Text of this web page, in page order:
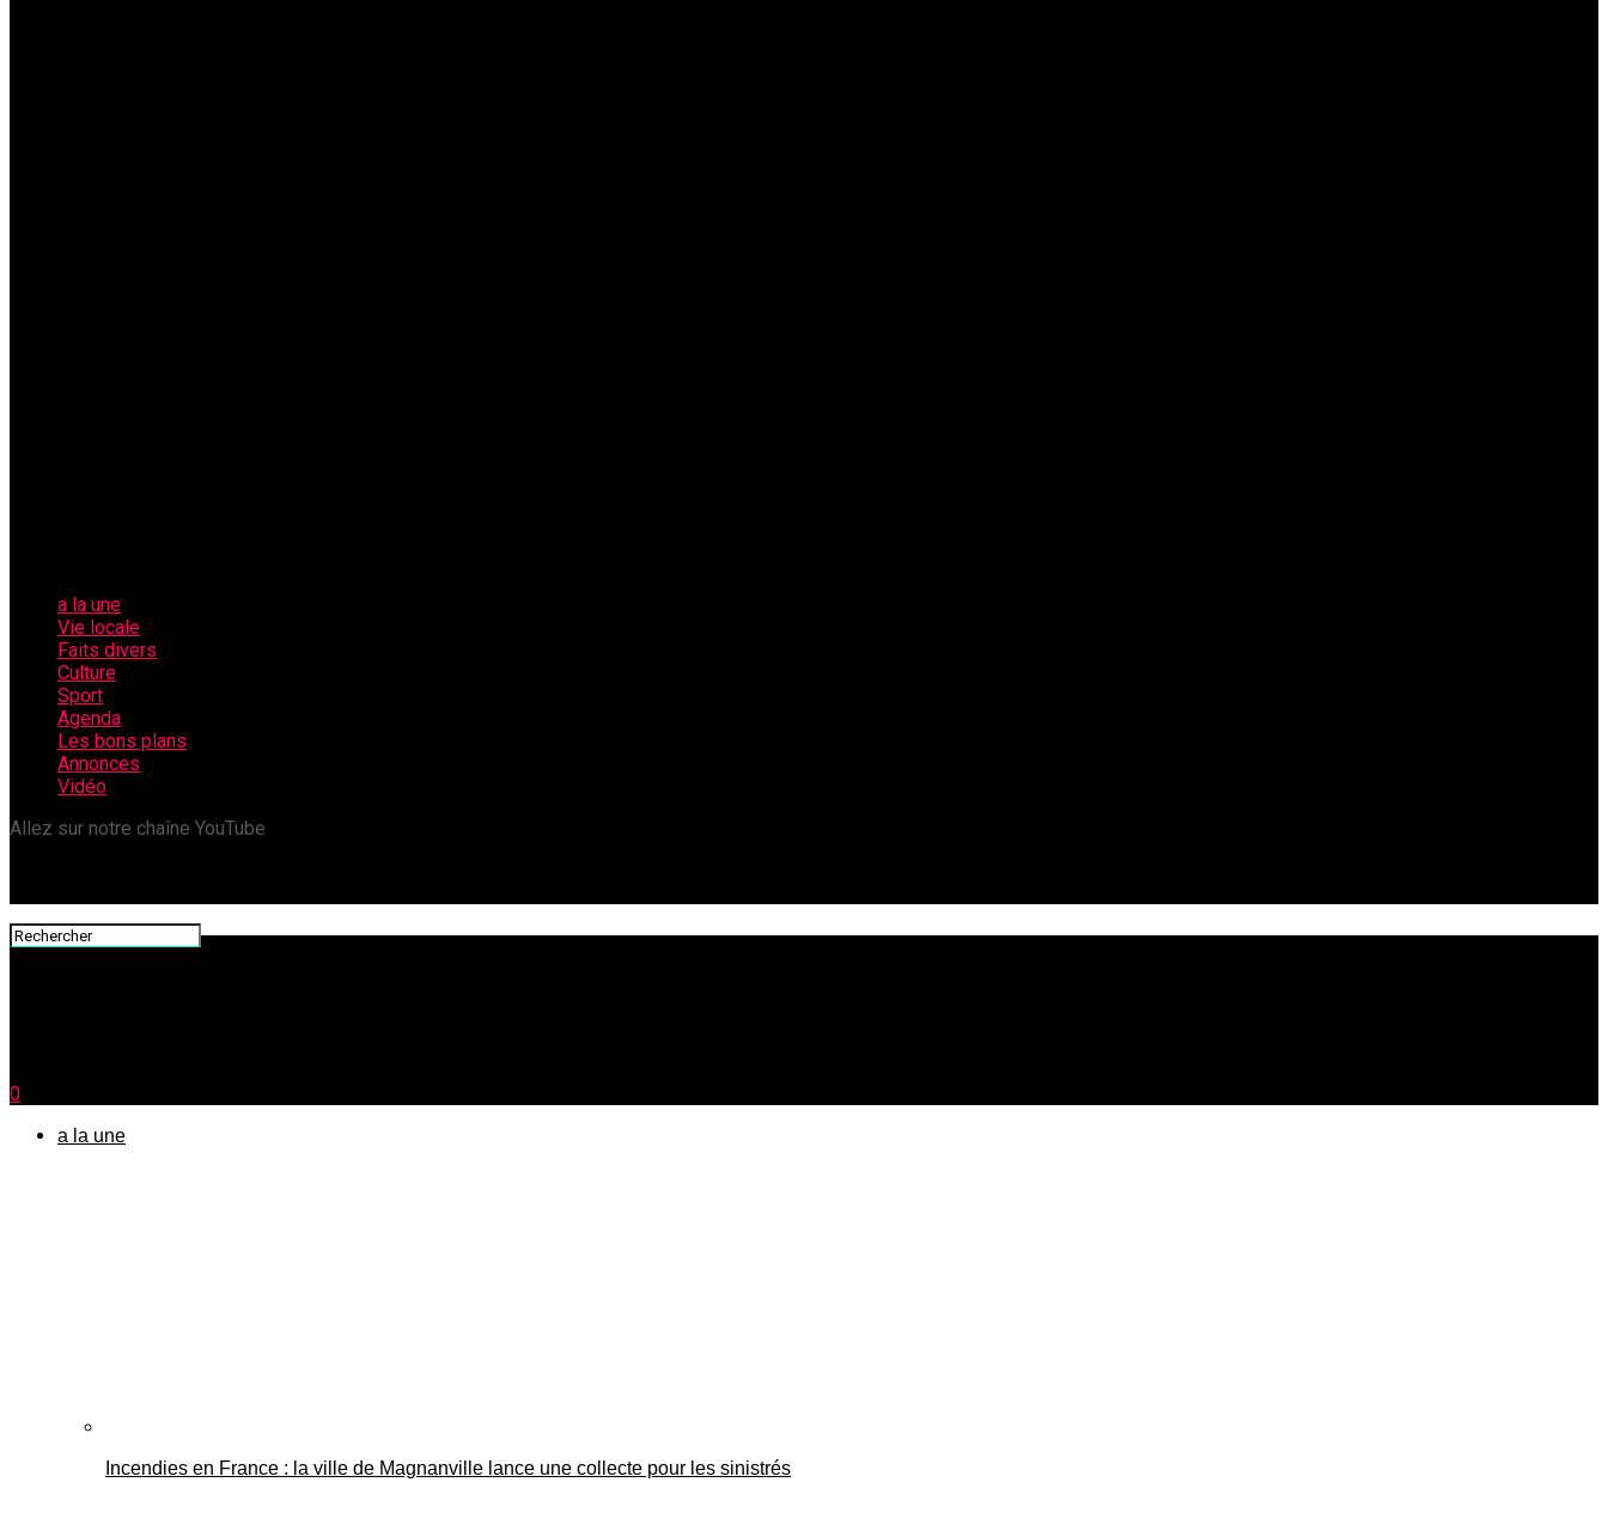
a la une
Vie locale
Faits divers
Culture
Sport
Agenda
Les bons plans
Annonces
Vidéo
Allez sur notre chaîne YouTube
0
a la une
Incendies en France : la ville de Magnanville lance une collecte pour les sinistrés